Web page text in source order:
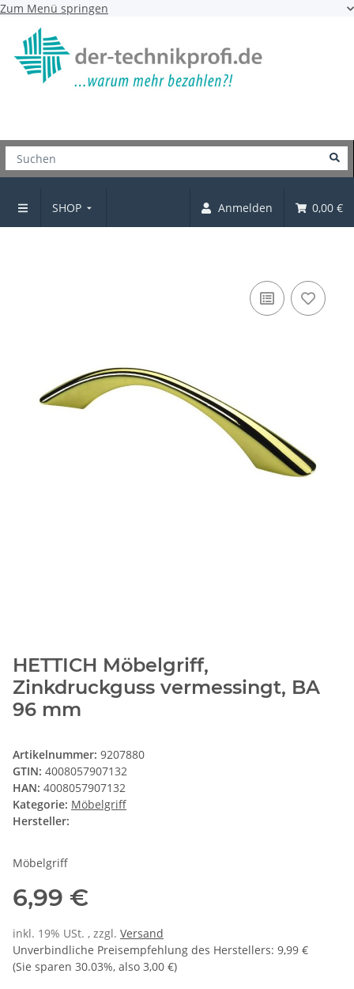
Zum Menü springen
SHOP Anmelden 0,00 €
Möbelgriff
HETTICH Möbelgriff,
Zinkdruckguss vermessingt, BA
96 mm
Artikelnummer: 9207880
GTIN: 4008057907132
HAN: 4008057907132
Kategorie: Möbelgriff
Hersteller:
Möbelgriff
6,99 €
inkl. 19% USt. , zzgl. Versand
Unverbindliche Preisempfehlung des Herstellers: 9,99 €
(Sie sparen 30.03%, also 3,00 €)